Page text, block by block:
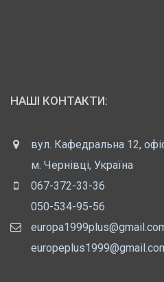
НАШІ КОНТАКТИ:
вул. Кафедральна 12,
м. Чернівці, Україна
067-372-33-36
050-534-95-56